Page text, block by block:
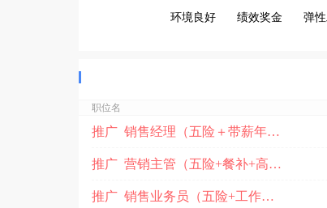
环境良好 绩效奖金 弹
职位名
推广 销售经理（五险＋带薪年假）
推广 营销主管（五险+餐补+高温补贴）
推广 销售业务员（五险+工作餐+高温补贴）